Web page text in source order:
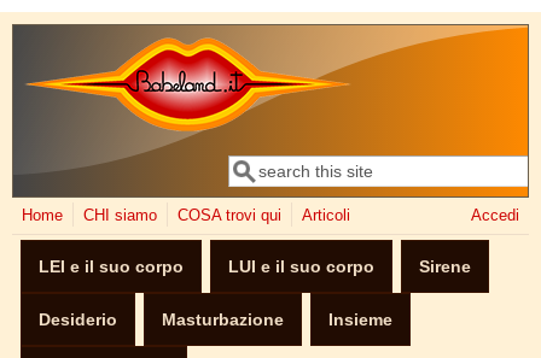
Salta al contenuto principale
Form di ricerca
Cerca
Home CHI siamo COSA trovi qui Articoli Accedi
LEI e il suo corpo LUI e il suo corpo Sirene
Desiderio Masturbazione Insieme